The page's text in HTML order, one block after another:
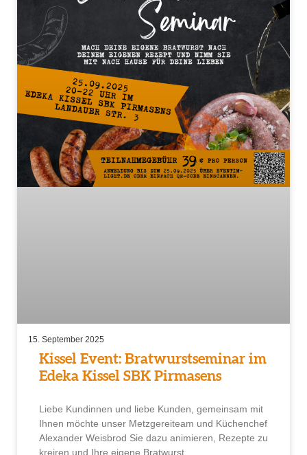
Kissel Event: Bratwurstseminar im
Edeka Kissel SBK Pirmasens
Liebe Kundinnen und liebe Kunden, gemeinsam mit
Ihnen möchte unser Metzgereiteam und Küchenchef
Alexander Weisbrod Sie dazu animieren, Rezepte zu
kreiren und Ihre eigene Bratwurst
15. September 2025